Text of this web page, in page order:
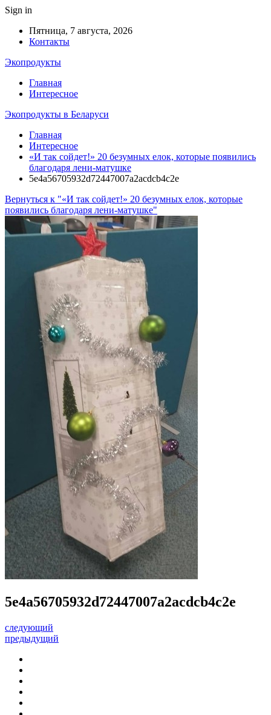
Sign in
Пятница, 7 августа, 2026
Контакты
Экопродукты
Главная
Интересное
Экопродукты в Беларуси
Главная
Интересное
«И так сойдет!» 20 безумных елок, которые появились
благодаря лени-матушке
5e4a56705932d72447007a2acdcb4c2e
Вернуться к "«И так сойдет!» 20 безумных елок, которые
появились благодаря лени-матушке"
5e4a56705932d72447007a2acdcb4c2e
следующий
предыдущий